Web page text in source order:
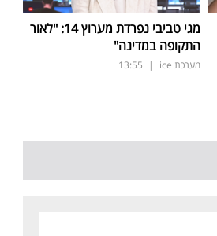
מגי טביבי נפרדת מערוץ 14: "לאור
התקופה במדינה"
מערכת ice |
13:55